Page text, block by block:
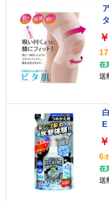
￥
17
在
送
￥
6
在
送